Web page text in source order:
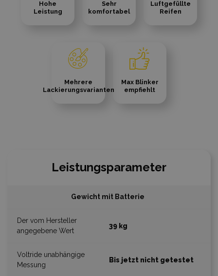
Hohe
Leistung
Sehr
komfortabel
Luftgefüllte
Reifen
Mehrere
Lackierungsvarianten
Max Blinker
empfiehlt
Leistungsparameter
Gewicht mit Batterie
39 kg
Bis jetzt nicht getestet